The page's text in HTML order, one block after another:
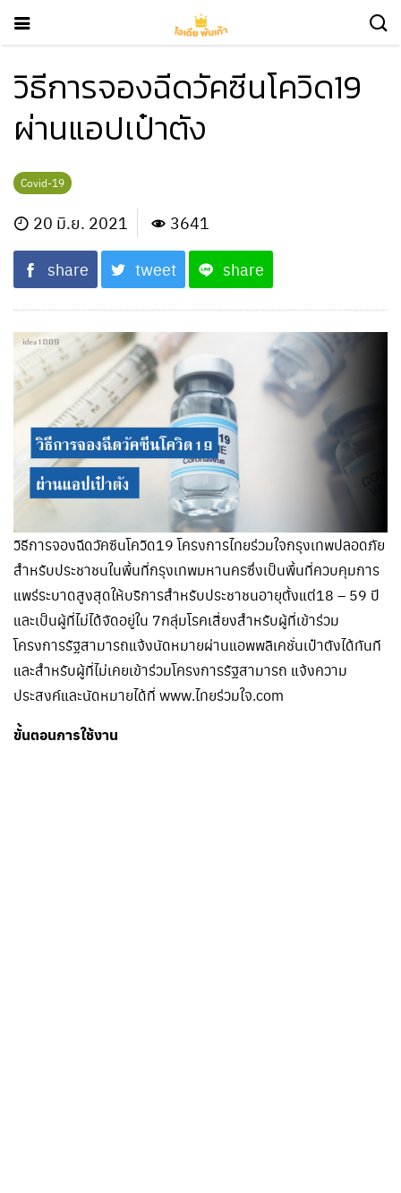
วิธีการจองฉีดวัคซีนโควิด19
ผ่านแอปเป๋าตัง
Covid-19
20 มิ.ย. 2021 3641
share tweet share
วิธีการจองฉีดวัคซีนโควิด19 โครงการไทยร่วมใจกรุงเทพปลอดภัย
สำหรับประชาชนในพื้นที่กรุงเทพมหานครซึ่งเป็นพื้นที่ควบคุมการ
แพร่ระบาดสูงสุดให้บริการสำหรับประชาชนอายุตั้งแต่18 – 59 ปี
และเป็นผู้ที่ไม่ได้จัดอยู่ใน 7กลุ่มโรคเสี่ยงสำหรับผู้ที่เข้าร่วม
โครงการรัฐสามารถแจ้งนัดหมายผ่านแอพพลิเคชั่นเป๋าตังได้ทันที
และสำหรับผู้ที่ไม่เคยเข้าร่วมโครงการรัฐสามารถ แจ้งความ
ประสงค์และนัดหมายได้ที่ www.ไทยร่วมใจ.com
ขั้นตอนการใช้งาน